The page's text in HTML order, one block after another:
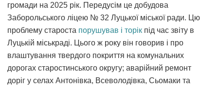
громади на 2025 рік. Передусім це добудова
Заборольського ліцею № 32 Луцької міської ради. Цю
проблему староста порушував і торік під час звіту в
Луцькій міськраді. Цього ж року він говорив і про
влаштування твердого покриття на комунальних
дорогах старостинського округу; аварійний ремонт
доріг у селах Антонівка, Всеволодівка, Сьомаки та